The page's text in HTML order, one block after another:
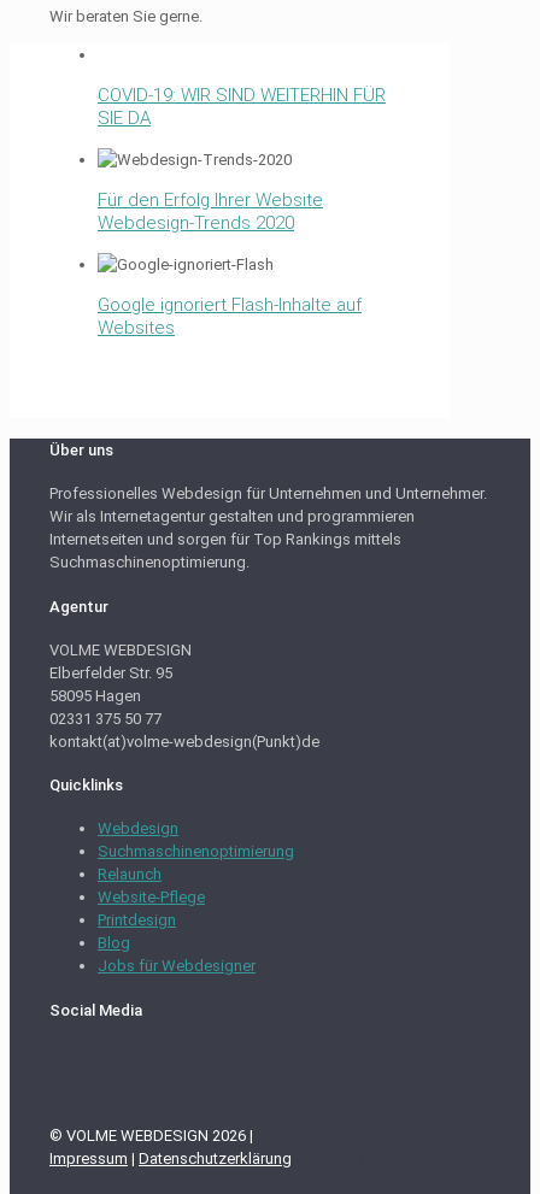
Wir beraten Sie gerne.
COVID-19: WIR SIND WEITERHIN FÜR
SIE DA
Für den Erfolg Ihrer Website
Webdesign-Trends 2020
Google ignoriert Flash-Inhalte auf
Websites
Über uns
Professionelles Webdesign für Unternehmen und Unternehmer.
Wir als Internetagentur gestalten und programmieren
Internetseiten und sorgen für Top Rankings mittels
Suchmaschinenoptimierung.
Agentur
VOLME WEBDESIGN
Elberfelder Str. 95
58095 Hagen
02331 375 50 77
kontakt(at)volme-webdesign(Punkt)de
Quicklinks
Webdesign
Suchmaschinenoptimierung
Relaunch
Website-Pflege
Printdesign
Blog
Jobs für Webdesigner
Social Media
© VOLME WEBDESIGN 2026 |
Impressum | Datenschutzerklärung